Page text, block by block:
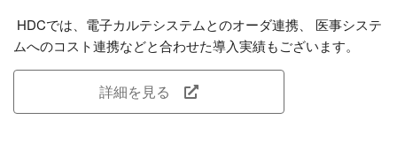
HDCでは、電子カルテシステムとのオーダ連携、 医事システ
ムへのコスト連携などと合わせた導入実績もございます。
詳細を見る